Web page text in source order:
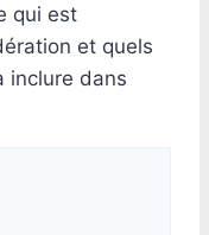
qui est
et quels
inclure dans